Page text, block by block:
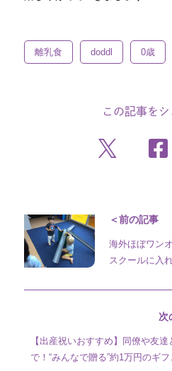
離乳食 doddl 0歳
この記事を
＜前の記事
海外ほぼワン
スクールに入
次
【出産祝いおすすめ】同僚や友達
で！“みんなで贈る”約1万円のギフ